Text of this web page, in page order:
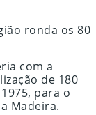
ronda os 80
com a
de 180
para o
Madeira.